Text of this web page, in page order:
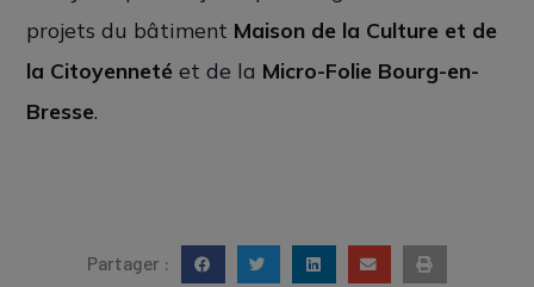
projets du bâtiment Maison de la Culture et de
la Citoyenneté et de la Micro-Folie Bourg-en-
Bresse.
Partager :